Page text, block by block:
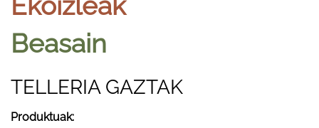
Beasain
TELLERIA GAZTAK
Produktuak: